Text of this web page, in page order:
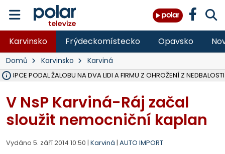
Karvinsko Frýdeckomístecko Opavsko
Domů Karvinsko Karviná
PODAL ŽALOBU NA DVA LIDI A FIRMU Z OHROŽENÍ Z NEDBALOSTI
V NsP Karviná-Ráj začal
sloužit nemocniční kaplan
Vydáno 5. září 2014 10:50 | Karviná | AUTO IMPORT